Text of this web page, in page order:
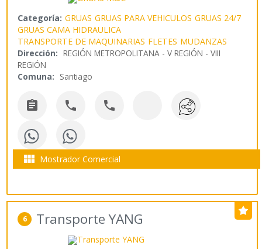
Categoría: GRUAS GRUAS PARA VEHICULOS GRUAS 24/7
GRUAS CAMA HIDRAULICA
TRANSPORTE DE MAQUINARIAS FLETES MUDANZAS
Dirección: REGIÓN METROPOLITANA - V REGIÓN - VIII
REGIÓN
Comuna: Santiago
  
 Mostrador Comercial
6 Transporte YANG